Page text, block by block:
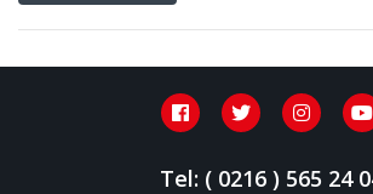
Tel: ( 0216 ) 565 24